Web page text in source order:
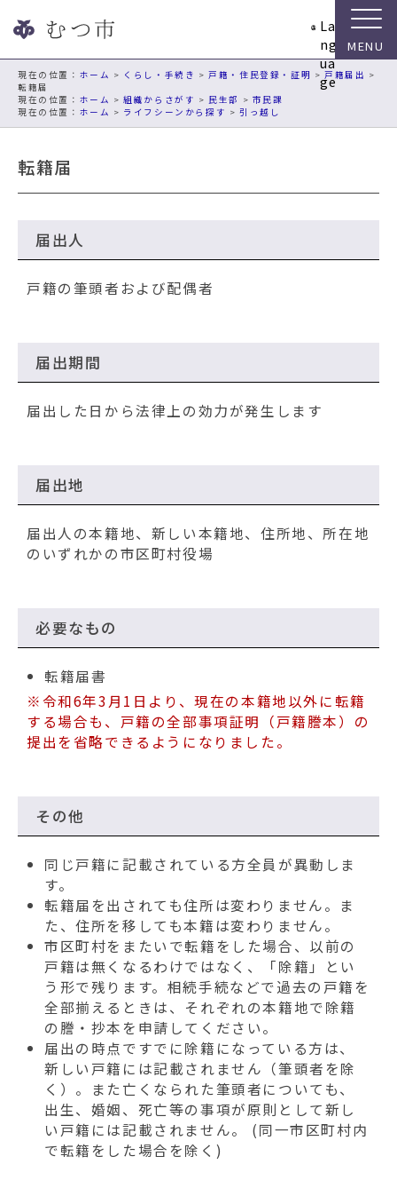
ビ
ン
La
ng
ua
ge
現在の位置： ホーム > くらし・手続き >戸籍・住民登録・証明 >戸籍届出 >
転籍届
ホーム >組織からさがす > 民生部 > 市民課
ホーム > ライフシーンから探す >引っ越し
転籍届
届出人
戸籍の筆頭者および配偶者
届出期間
届出した日から法律上の効力が発生します
届出地
届出人の本籍地、新しい本籍地、住所地、所在地
のいずれかの市区町村役場
必要なもの
転籍届書
※令和6年3月1日より、現在の本籍地以外に転籍
する場合も、戸籍の全部事項証明（戸籍謄本）の
提出を省略できるようになりました。
その他
同じ戸籍に記載されている方全員が異動しま
す。
転籍届を出されても住所は変わりません。ま
た、住所を移しても本籍は変わりません。
市区町村をまたいで転籍をした場合、以前の
戸籍は無くなるわけではなく、「除籍」とい
う形で残ります。相続手続などで過去の戸籍を
全部揃えるときは、それぞれの本籍地で除籍
の謄・抄本を申請してください。
届出の時点ですでに除籍になっている方は、
新しい戸籍には記載されません（筆頭者を除
く）。また亡くなられた筆頭者についても、
出生、婚姻、死亡等の事項が原則として新し
い戸籍には記載されません。 (同一市区町村内
で転籍をした場合を除く)